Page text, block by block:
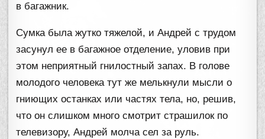
в багажник.
Сумка была жутко тяжелой, и Андрей с трудом
засунул ее в багажное отделение, уловив при
этом неприятный гнилостный запах. В голове
молодого человека тут же мелькнули мысли о
гниющих останках или частях тела, но, решив,
что он слишком много смотрит страшилок по
телевизору, Андрей молча сел за руль.